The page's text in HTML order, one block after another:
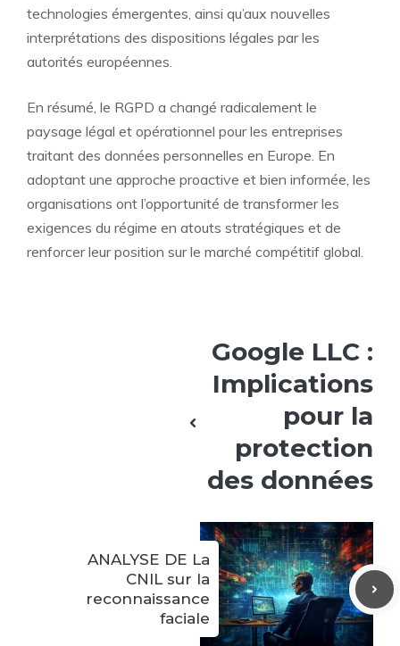
technologies émergentes, ainsi qu’aux nouvelles
interprétations des dispositions légales par les
autorités européennes.
En résumé, le RGPD a changé radicalement le
paysage légal et opérationnel pour les entreprises
traitant des données personnelles en Europe. En
adoptant une approche proactive et bien informée, les
organisations ont l’opportunité de transformer les
exigences du régime en atouts stratégiques et de
renforcer leur position sur le marché compétitif global.
Google LLC :
Implications
pour la
protection
des données
ANALYSE DE La
CNIL sur la
reconnaissance
faciale